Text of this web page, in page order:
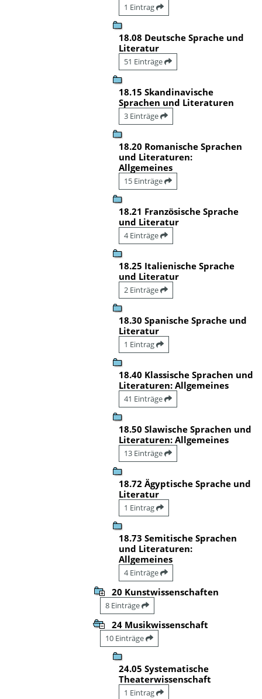
1 Eintrag
18.08 Deutsche Sprache und
Literatur
51 Einträge
18.15 Skandinavische
Sprachen und Literaturen
3 Einträge
18.20 Romanische Sprachen
und Literaturen:
Allgemeines
15 Einträge
18.21 Französische Sprache
und Literatur
4 Einträge
18.25 Italienische Sprache
und Literatur
2 Einträge
18.30 Spanische Sprache und
Literatur
1 Eintrag
18.40 Klassische Sprachen und
Literaturen: Allgemeines
41 Einträge
18.50 Slawische Sprachen und
Literaturen: Allgemeines
13 Einträge
18.72 Ägyptische Sprache und
Literatur
1 Eintrag
18.73 Semitische Sprachen
und Literaturen:
Allgemeines
4 Einträge
20 Kunstwissenschaften
8 Einträge
24 Musikwissenschaft
10 Einträge
24.05 Systematische
Theaterwissenschaft
1 Eintrag